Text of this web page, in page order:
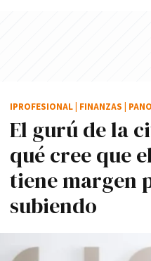
El gurú de la
qué cree que
tiene margen
subiendo
IPROFESIONAL FINANZAS